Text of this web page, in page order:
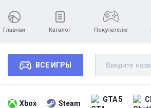
Главная Каталог Покупателю
ВСЕ ИГРЫ
Xbox Steam GTA 5